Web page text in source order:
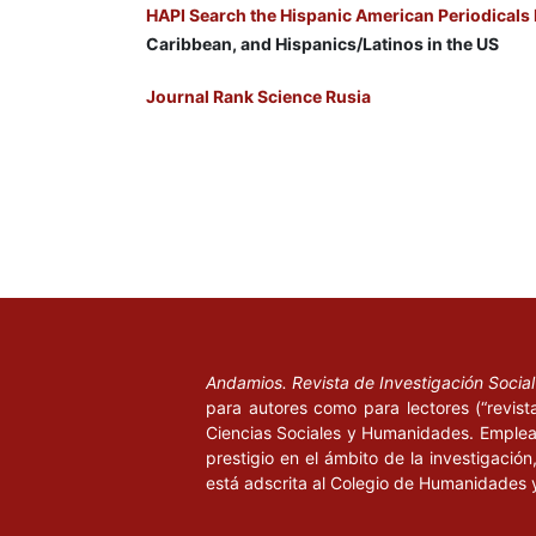
HAPI Search the Hispanic American Periodicals
Caribbean, and Hispanics/Latinos in the US
Journal Rank Science Rusia
Andamios. Revista de Investigación
para autores como para lectores
Ciencias Sociales y Humanidades.
prestigio en el ámbito de la
está adscrita al Colegio de Humanidades